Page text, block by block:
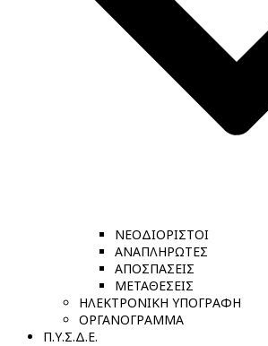
ΝΕΟΔΙΟΡΙΣΤΟΙ
ΑΝΑΠΛΗΡΩΤΕΣ
ΑΠΟΣΠΑΣΕΙΣ
ΜΕΤΑΘΕΣΕΙΣ
ΗΛΕΚΤΡΟΝΙΚΗ ΥΠΟΓΡΑΦΗ
ΟΡΓΑΝΟΓΡΑΜΜΑ
Π.Υ.Σ.Δ.Ε.